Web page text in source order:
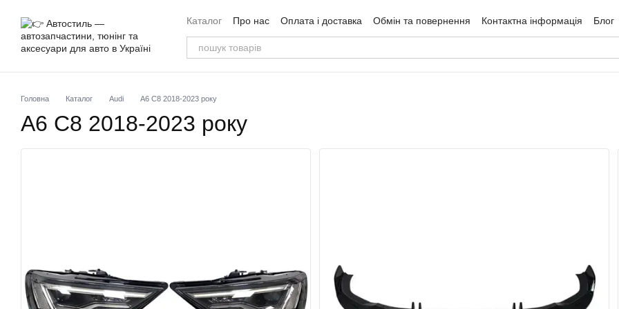
Каталог
Про нас Оплата і доставка Обмін та повернення Контактна інформація
Блог
Угода користувача
Відгуки про магазин
Головна Каталог Audi A6 C8 2018-2023 року
A6 C8 2018-2023 року